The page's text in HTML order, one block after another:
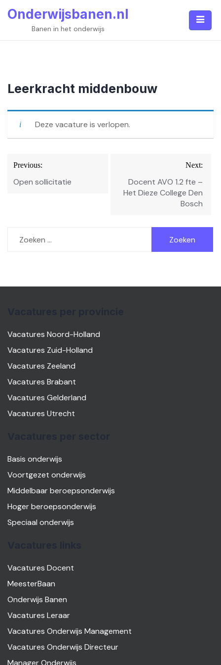
Onderwijsbanen.nl
Banen in het onderwijs
Leerkracht middenbouw
Deze vacature is verlopen.
Bericht
navigatie
Previous:
Open sollicitatie
Next:
Docent AVO 1.2 fte –
Het Dieze College Den
Bosch
naar:
Vacatures Noord-Holland
Vacatures Zuid-Holland
Vacatures Zeeland
Vacatures Brabant
Vacatures Gelderland
Vacatures Utrecht
Basis onderwijs
Voortgezet onderwijs
Middelbaar beroepsonderwijs
Hoger beroepsonderwijs
Speciaal onderwijs
Vacatures Docent
MeesterBaan
Onderwijs Banen
Vacatures Leraar
Vacatures Onderwijs Management
Vacatures Onderwijs Directeur
Manager Onderwijs